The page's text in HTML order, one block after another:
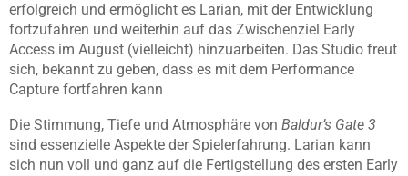
erfolgreich und ermöglicht es Larian, mit der Entwicklung
fortzufahren und weiterhin auf das Zwischenziel Early
Access im August (vielleicht) hinzuarbeiten. Das Studio freut
sich, bekannt zu geben, dass es mit dem Performance
Capture fortfahren kann
Die Stimmung, Tiefe und Atmosphäre von Baldur’s Gate 3
sind essenzielle Aspekte der Spielerfahrung. Larian kann
sich nun voll und ganz auf die Fertigstellung des ersten Early